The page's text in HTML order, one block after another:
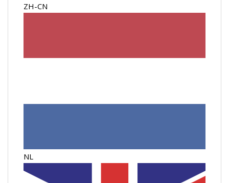
ZH-CN
NL